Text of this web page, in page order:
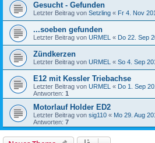
Gesucht - Gefunden
Letzter Beitrag von Setzling « Fr 4. Nov
...soeben gefunden
Letzter Beitrag von URMEL « Do 22. Sep
Zündkerzen
Letzter Beitrag von URMEL « So 4. Sep
E12 mit Kessler Triebachse
Letzter Beitrag von URMEL « Do 1. Sep
Antworten: 1
Motorlauf Holder ED2
Letzter Beitrag von sig110 « Mo 29. Aug
Antworten: 7